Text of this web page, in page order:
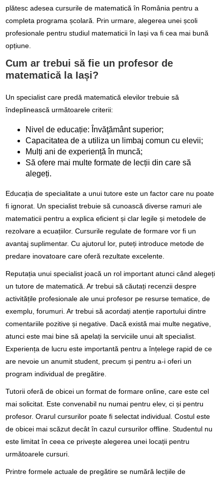
plătesc adesea cursurile de matematică în România pentru a
completa programa școlară. Prin urmare, alegerea unei școli
profesionale pentru studiul matematicii în Iași va fi cea mai bună
opțiune.
Cum ar trebui să fie un profesor de
matematică la Iași?
Un specialist care predă matematică elevilor trebuie să
îndeplinească următoarele criterii:
Nivel de educație: Învăţământ superior;
Capacitatea de a utiliza un limbaj comun cu elevii;
Mulți ani de experiență în muncă;
Să ofere mai multe formate de lecții din care să
alegeți.
Educația de specialitate a unui tutore este un factor care nu poate
fi ignorat. Un specialist trebuie să cunoască diverse ramuri ale
matematicii pentru a explica eficient și clar legile și metodele de
rezolvare a ecuațiilor. Cursurile regulate de formare vor fi un
avantaj suplimentar. Cu ajutorul lor, puteți introduce metode de
predare inovatoare care oferă rezultate excelente.
Reputația unui specialist joacă un rol important atunci când alegeți
un tutore de matematică. Ar trebui să căutați recenzii despre
activitățile profesionale ale unui profesor pe resurse tematice, de
exemplu, forumuri. Ar trebui să acordați atenție raportului dintre
comentariile pozitive și negative. Dacă există mai multe negative,
atunci este mai bine să apelați la serviciile unui alt specialist.
Experiența de lucru este importantă pentru a înțelege rapid de ce
are nevoie un anumit student, precum și pentru a-i oferi un
program individual de pregătire.
Tutorii oferă de obicei un format de formare online, care este cel
mai solicitat. Este convenabil nu numai pentru elev, ci și pentru
profesor. Orarul cursurilor poate fi selectat individual. Costul este
de obicei mai scăzut decât în ​​cazul cursurilor offline. Studentul nu
este limitat în ceea ce privește alegerea unei locații pentru
următoarele cursuri.
Printre formele actuale de pregătire se numără lecțiile de